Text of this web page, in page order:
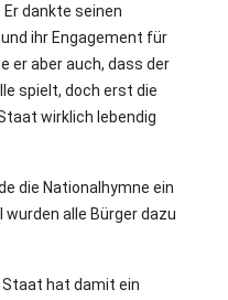
dankte seinen
ihr Engagement für
er aber auch, dass der
spielt, doch erst die
wirklich lebendig
die Nationalhymne ein
alle Bürger dazu
Staat hat damit ein